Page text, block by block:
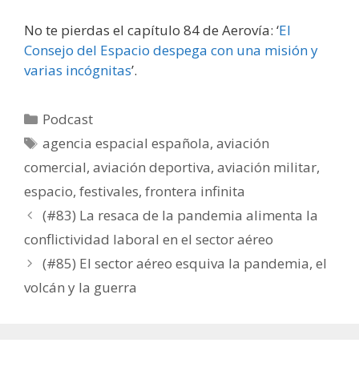
No te pierdas el capítulo 84 de Aerovía: ‘El
Consejo del Espacio despega con una misión y
varias incógnitas’.
Categorías
Podcast
Etiquetas
agencia espacial española,aviación
comercial, aviación deportiva, aviación militar,
espacio, festivales, frontera infinita
(#83) La resaca de la pandemia alimenta la
conflictividad laboral en el sector aéreo
(#85) El sector aéreo esquiva la pandemia, el
volcán y la guerra